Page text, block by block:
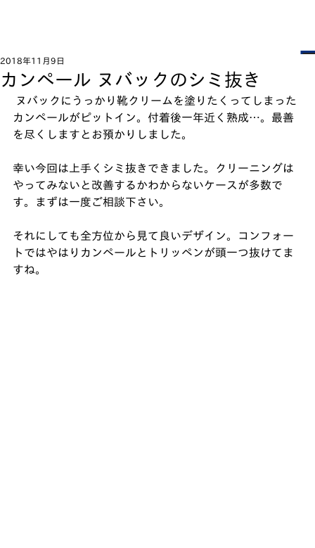
カンペール ヌバックのシミ抜き
2018年11月9日
カンペールがピットイン。付着後一年近く熟成…。最善
を尽くしますとお預かりしました。﻿
幸い今回は上手くシミ抜きできました。クリーニングは
やってみないと改善するかわからないケースが多数で
す。まずは一度ご相談下さい。﻿
それにしても全方位から見て良いデザイン。コンフォー
トではやはりカンペールとトリッペンが頭一つ抜けてま
すね。﻿